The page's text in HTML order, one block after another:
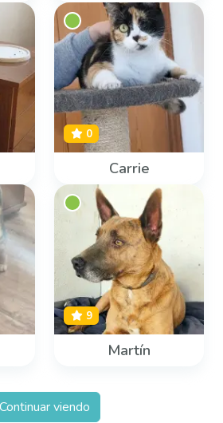
0
Carrie
9
Martín
Continuar viendo